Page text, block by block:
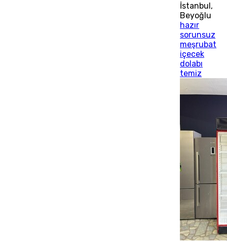
İstanbul,
Beyoğlu
hazır
sorunsuz
meşrubat
içecek
dolabı
temiz